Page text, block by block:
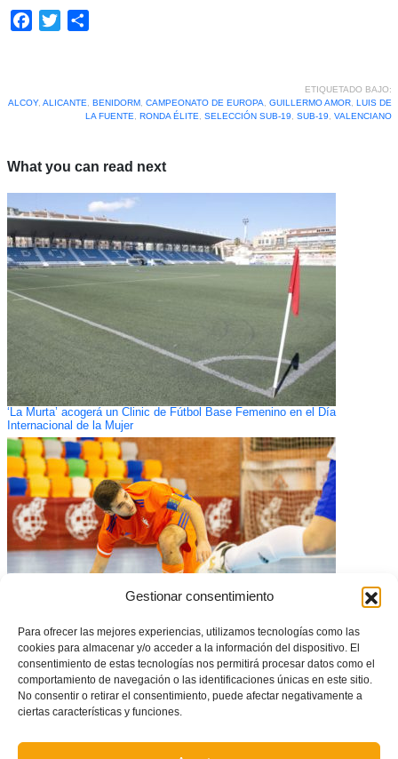
Gestionar consentimiento
Para ofrecer las mejores experiencias, utilizamos tecnologías como las
cookies para almacenar y/o acceder a la información del dispositivo. El
consentimiento de estas tecnologías nos permitirá procesar datos como el
comportamiento de navegación o las identificaciones únicas en este sitio.
No consentir o retirar el consentimiento, puede afectar negativamente a
ciertas características y funciones.
Facebook
Twitter
ETIQUETADO BAJO:
ALCOY, ALICANTE BENIDORM, CAMPEONATO DE EUROPA GUILLERMO AMOR, LUIS DE
LA FUENTE
RONDA ÉLITE SELECCIÓN SUB-19 SUB-19 VALENCIANO
What you can read next
‘La Murta’ acogerá un Clinic de Fútbol Base Femenino en el Día
Internacional de la Mujer
La Selecció Valenciana sub19 de futsal masculino prepara la semifinal
ante Andalucía